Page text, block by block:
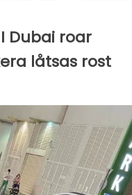
Dubai roar
låtsas rost